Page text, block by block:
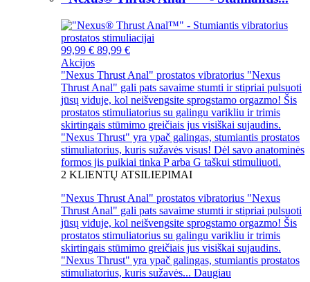
99,99 € 89,99 €
Akcijos
"Nexus Thrust Anal" prostatos vibratorius "Nexus
Thrust Anal" gali pats savaime stumti ir stipriai pulsuoti
jūsų viduje, kol neišvengsite sprogstamo orgazmo! Šis
prostatos stimuliatorius su galingu varikliu ir trimis
skirtingais stūmimo greičiais jus visiškai sujaudins.
"Nexus Thrust" yra ypač galingas, stumiantis prostatos
stimuliatorius, kuris sužavės visus! Dėl savo anatominės
formos jis puikiai tinka P arba G taškui stimuliuoti.
2 KLIENTŲ ATSILIEPIMAI
"Nexus Thrust Anal" prostatos vibratorius "Nexus
Thrust Anal" gali pats savaime stumti ir stipriai pulsuoti
jūsų viduje, kol neišvengsite sprogstamo orgazmo! Šis
prostatos stimuliatorius su galingu varikliu ir trimis
skirtingais stūmimo greičiais jus visiškai sujaudins.
"Nexus Thrust" yra ypač galingas, stumiantis prostatos
stimuliatorius, kuris sužavės... Daugiau